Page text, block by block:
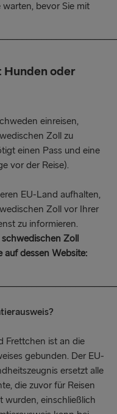
bevor Sie mit
Hunden oder
einreisen,
Zoll zu
einen Pass und eine
vor der Reise).
EU-Land aufhalten,
Zoll vor Ihrer
zu informieren.
Zoll
dessen Website:
Frettchen ist an die
gebunden. Der EU-
ersetzt alle
die zuvor für Reisen
wurden, einschließlich